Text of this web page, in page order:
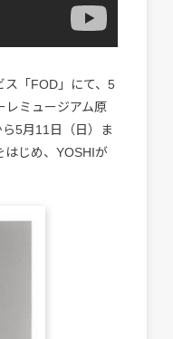
ス「FOD」にて、5
レミュージアム原
5月11日（日）ま
はじめ、YOSHIが